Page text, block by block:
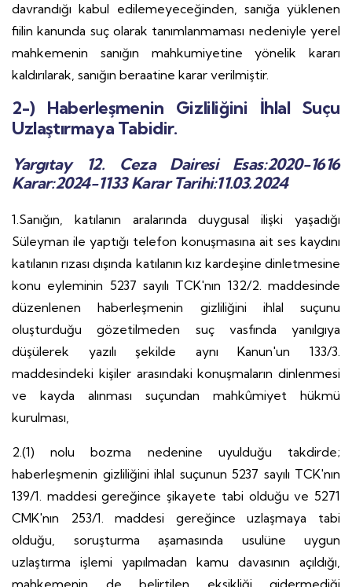
davrandığı kabul edilemeyeceğinden, sanığa yüklenen
fiilin kanunda suç olarak tanımlanmaması nedeniyle yerel
mahkemenin sanığın mahkumiyetine yönelik kararı
kaldırılarak, sanığın beraatine karar verilmiştir.
2-) Haberleşmenin Gizliliğini İhlal Suçu
Uzlaştırmaya Tabidir.
Yargıtay 12. Ceza Dairesi Esas:2020-1616
Karar:2024-1133 Karar Tarihi:11.03.2024
1.Sanığın, katılanın aralarında duygusal ilişki yaşadığı
Süleyman ile yaptığı telefon konuşmasına ait ses kaydını
katılanın rızası dışında katılanın kız kardeşine dinletmesine
konu eyleminin 5237 sayılı TCK'nın 132/2. maddesinde
düzenlenen haberleşmenin gizliliğini ihlal suçunu
oluşturduğu gözetilmeden suç vasfında yanılgıya
düşülerek yazılı şekilde aynı Kanun'un 133/3.
maddesindeki kişiler arasındaki konuşmaların dinlenmesi
ve kayda alınması suçundan mahkûmiyet hükmü
kurulması,
2.(1) nolu bozma nedenine uyulduğu takdirde;
haberleşmenin gizliliğini ihlal suçunun 5237 sayılı TCK'nın
139/1. maddesi gereğince şikayete tabi olduğu ve 5271
CMK'nın 253/1. maddesi gereğince uzlaşmaya tabi
olduğu, soruşturma aşamasında usulüne uygun
uzlaştırma işlemi yapılmadan kamu davasının açıldığı,